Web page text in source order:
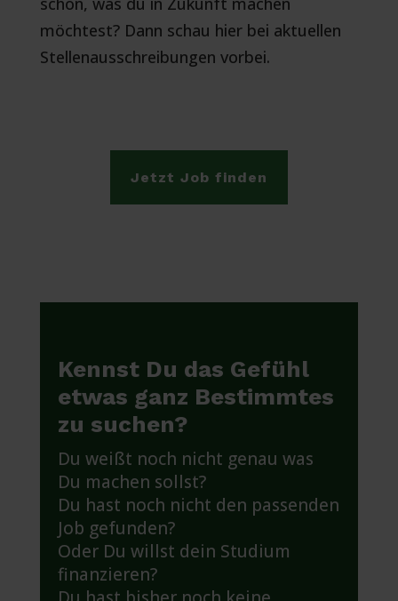
möchtest? Dann schau hier bei aktuellen
Stellenausschreibungen vorbei.
Jetzt Job finden
Kennst Du das Gefühl
etwas ganz Bestimmtes
zu suchen?
Du weißt noch nicht genau was
Du machen sollst?
Du hast noch nicht den passenden
Job gefunden?
Oder Du willst dein Studium
finanzieren?